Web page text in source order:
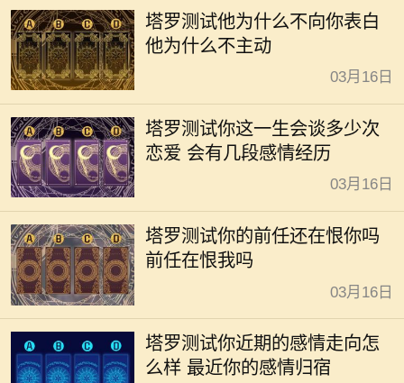
塔罗测试他为什么不向你表白
他为什么不主动
03月16日
塔罗测试你这一生会谈多少次
恋爱 会有几段感情经历
03月16日
塔罗测试你的前任还在恨你吗
前任在恨我吗
03月16日
塔罗测试你近期的感情走向怎
么样 最近你的感情归宿